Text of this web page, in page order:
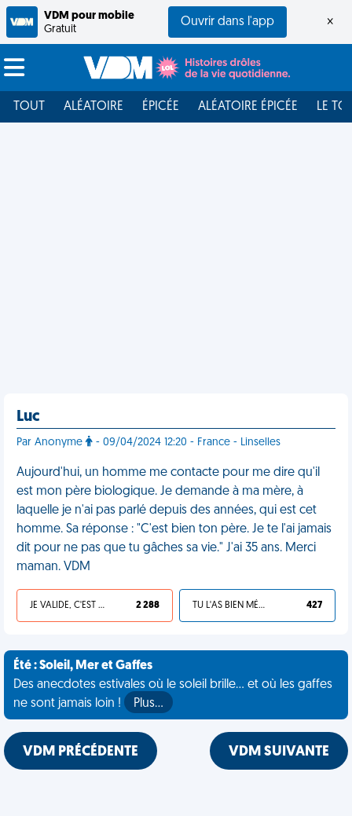
VDM pour mobile
Gratuit
Ouvrir dans l'app ×
TOUT ALÉATOIRE ÉPICÉE ALÉATOIRE ÉPICÉE LE
Luc
Par Anonyme - 09/04/2024 12:20 - France - Linselles
Aujourd'hui, un homme me contacte pour me dire qu'il
est mon père biologique. Je demande à ma mère, à
laquelle je n'ai pas parlé depuis des années, qui est cet
homme. Sa réponse : "C'est bien ton père. Je te l'ai jamais
dit pour ne pas que tu gâches sa vie." J'ai 35 ans. Merci
maman. VDM
JE VALIDE, C'EST UNE VDM 2 288 TU L'AS BIEN MÉRITÉ 427
Été : Soleil, Mer et Gaffes
Des anecdotes estivales où le soleil brille... et où les gaffes
ne sont jamais loin !
Plus…
VDM PRÉCÉDENTE VDM SUIVANTE